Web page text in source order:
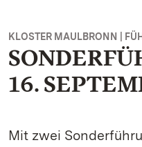
KLOSTER MAULBRONN |
16.
Mit zwei